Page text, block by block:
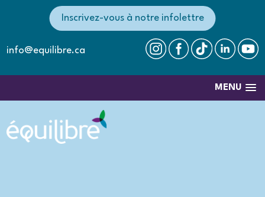
info@equilibre.ca
Inscrivez-vous à notre infolettre
MENU